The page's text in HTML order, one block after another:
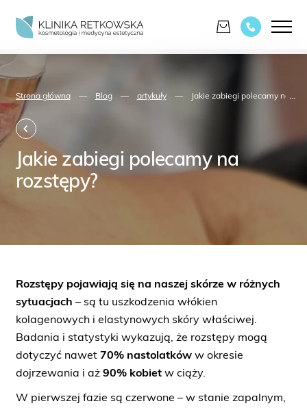
Strona główna — Blog — artykuły — Jakie zabiegi polecamy na...
Jakie zabiegi polecamy na
rozstępy?
Rozstępy pojawiają się na naszej skórze w różnych
sytuacjach – są tu uszkodzenia włókien
kolagenowych i elastynowych skóry właściwej.
Badania i statystyki wykazują, że rozstępy mogą
dotyczyć nawet 70% nastolatkóww okresie
dojrzewania i aż 90% kobietw ciąży.
W pierwszej fazie są czerwone – w stanie zapalnym,